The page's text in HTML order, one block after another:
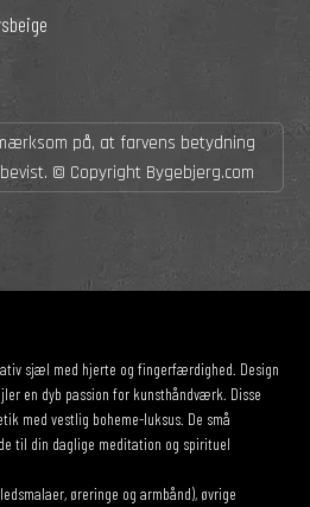
på, at farvens betydning
© Copyright Bygebjerg.com
sjæl med hjerte og fingerfærdighed. Design
en dyb passion for kunsthåndværk. Disse
med vestlig boheme-luksus. De små
til din daglige meditation og spirituel
øreringe og armbånd), øvrige